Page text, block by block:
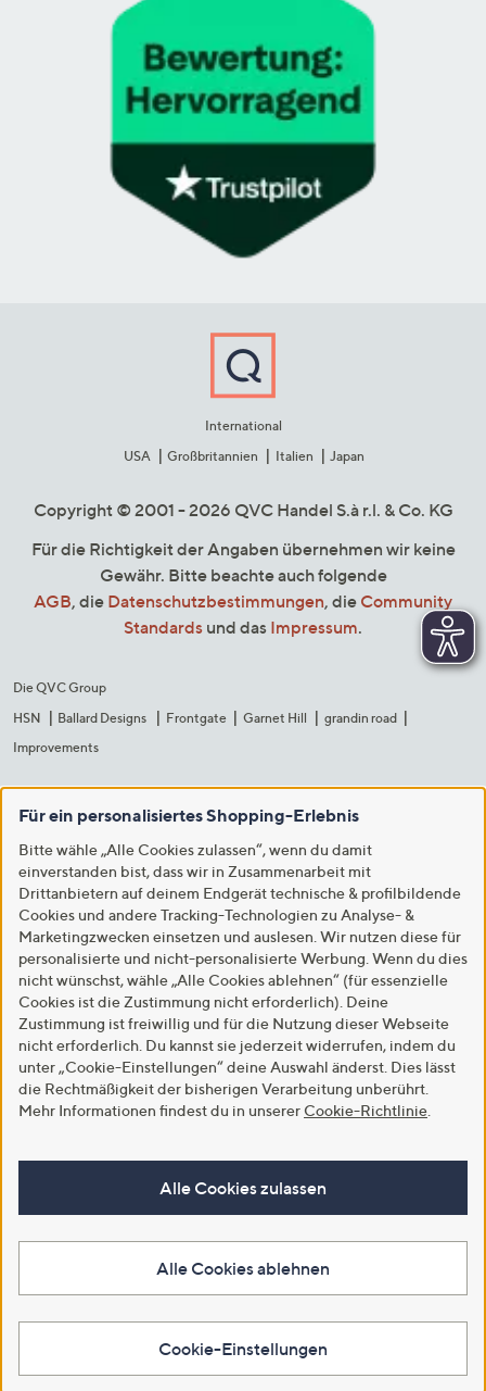
International
USA
Großbritannien Italien Japan
Copyright © 2001 - 2026 QVC Handel S.à r.l. & Co. KG
Für die Richtigkeit der Angaben übernehmen wir keine
Gewähr. Bitte beachte auch folgende
AGB, die Datenschutzbestimmungen, die Community
Standards und das Impressum.
Die QVC Group
HSN
Ballard Designs Frontgate Garnet Hill
grandin road
Improvements
Für ein personalisiertes Shopping-Erlebnis
Bitte wähle „Alle Cookies zulassen“, wenn du damit
einverstanden bist, dass wir in Zusammenarbeit mit
Drittanbietern auf deinem Endgerät technische & profilbildende
Cookies und andere Tracking-Technologien zu Analyse- &
Marketingzwecken einsetzen und auslesen. Wir nutzen diese für
personalisierte und nicht-personalisierte Werbung. Wenn du dies
nicht wünschst, wähle „Alle Cookies ablehnen“ (für essenzielle
Cookies ist die Zustimmung nicht erforderlich). Deine
Zustimmung ist freiwillig und für die Nutzung dieser Webseite
nicht erforderlich. Du kannst sie jederzeit widerrufen, indem du
unter „Cookie-Einstellungen“ deine Auswahl änderst. Dies lässt
die Rechtmäßigkeit der bisherigen Verarbeitung unberührt.
Mehr Informationen findest du in unserer Cookie-Richtlinie
Alle Cookies zulassen
Alle Cookies ablehnen
Cookie-Einstellungen